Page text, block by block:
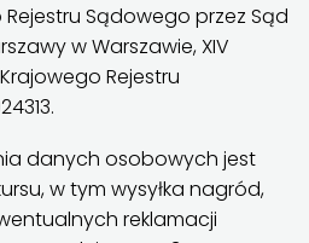
Sądowego przez Sąd
w Warszawie, XIV
Rejestru
danych osobowych jest
w tym wysyłka nagród,
reklamacji